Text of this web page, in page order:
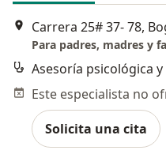
Carrera 25# 37- 78,
Para padres, madres y
Asesoría psicológica
Solicita una cita